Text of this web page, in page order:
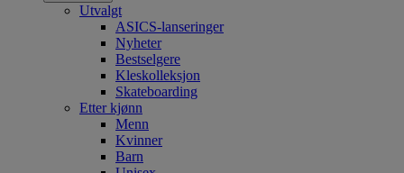
Utvalgt
ASICS-lanseringer
Nyheter
Bestselgere
Kleskolleksjon
Skateboarding
Etter kjønn
Menn
Kvinner
Barn